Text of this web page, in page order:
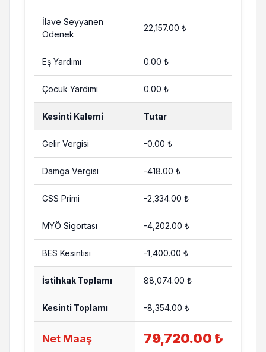
İlave Seyyanen
Ödenek
22,157.00 ₺
Eş Yardımı 0.00 ₺
Çocuk Yardımı 0.00 ₺
Kesinti Kalemi Tutar
Gelir Vergisi -0.00 ₺
Damga Vergisi -418.00 ₺
GSS Primi -2,334.00 ₺
MYÖ Sigortası -4,202.00 ₺
BES Kesintisi -1,400.00 ₺
İstihkak Toplamı 88,074.00 ₺
Kesinti Toplamı -8,354.00 ₺
Net Maaş 79,720.00 ₺